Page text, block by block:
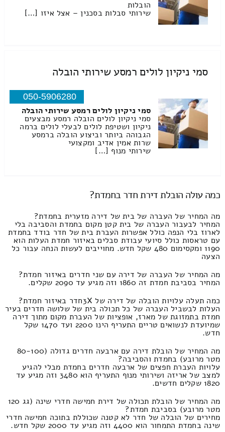
הובלות
שירותי סבלות בסכנין – אצל איזו […]
סמי ניקיון לולים רמסע שירותי הובלה
050-5906280
סמי ניקיון לולים רמסע שירותי הובלה
סמי ניקיון לולים הובלה רמסע מבצעים
ניקיון ושטיפת לולים לבעלי לולים ברמה
הגבוהה ביותר וביצוע הובלה ברמסע
שרות אמין אדיב ומקצועי
שירותי מנוף […]
כמה עולה הובלת דירת חדר בחמדת?
מה המחיר של העברה של בית של דירה מזערית בחמדת?
המחיר לבעבור העברה של בית קטן מקום בחמדת והסביבה בלי
לארוז בלי הנפה כולל אפשרות העברת בית של חדר בודד בחמדת
עם טראסות כולל סיועי עבודת סבלים באיזור חמדת העלות הוא
1190 ומקסימום 480 שקל חדש. מחוייבים לעשות הנחה עבור כל
הצעה
מה המחיר של העברה של דירה עם שני חדרים באיזור חמדת?
המחיר בסביבת חמדת זה 1860 וזה מגיע עד 2090 שקלים.
כמה תעלה עלויות הובלה של דירה של 3Xחדר באיזור חמדת?
העלות לבשביל העברה של כל תכולה בית של שלושה חדרים בעיר
חמדת בתמזוגת של מארז, אופציות של העברת מקום מתוך דירה
שמיועדת לנשואים טריים התעריף הינו 2200 ועד 1470 שקל
חדש.
מה המחיר של הובלת דירה עם ארבעה חדרים גדולה (80-100
מטר מרובע) בחמדת והסביבה?
עלויות העברת חפצים של ארבעה חדרים בחמדת מבלי להגיע
למצב של אריזה ושירותי מנוף התעריף הוא 3480 וזה מגיע עד
1820 שקלים חדשים.
מה המחיר של הובלת תכולה של דירת חמישה חדרי שינה (גג 120
מטר מרובע) בסביבת חמדת?
מחירים של הובלה של חדר לא קטנה שכוללת בתוכה חמישה חדרי
שינה בחמדת התמחור הוא 4400 וזה מגיע עד 2000 שקל חדש.